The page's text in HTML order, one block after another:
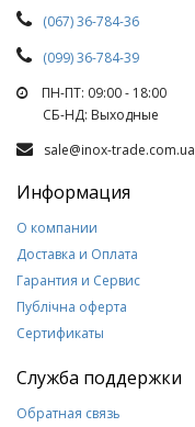
(067) 36-784-36
(099) 36-784-39
ПН-ПТ: 09:00 - 18:00
СБ-НД: Выходные
sale@inox-trade.com.ua
Информация
О компании
Доставка и Оплата
Гарантия и Сервис
Публічна оферта
Сертификаты
Служба поддержки
Обратная связь